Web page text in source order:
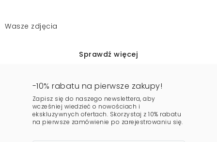
Wasze zdjęcia
Sprawdź więcej
-10% rabatu na pierwsze zakupy!
Zapisz się do naszego newslettera, aby
wcześniej wiedzieć o nowościach i
ekskluzywnych ofertach. Skorzystaj z 10% rabatu
na pierwsze zamówienie po zarejestrowaniu się.